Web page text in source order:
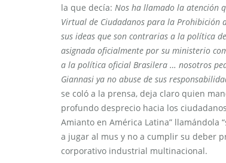
la que decía: Nos ha llamado la atención
Virtual de Ciudadanos para la Prohibición
sus ideas que son contrarias a la política
asignada oficialmente por su ministerio
a la política oficial Brasilera … nosotros
Giannasi ya no abuse de sus
se coló a la prensa, deja claro quien
profundo desprecio hacia los
Amianto en América Latina” llamándola
a jugar al mus y no a cumplir su deber
corporativo industrial multinacional.